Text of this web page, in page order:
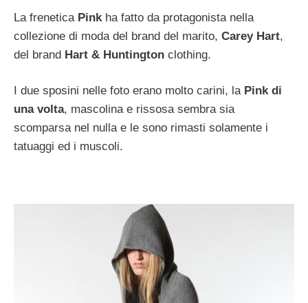
La frenetica Pinkha fatto da protagonista nella
collezione di moda del brand del marito, Carey Hart,
del brand Hart & Huntington clothing.
I due sposini nelle foto erano molto carini, la Pink di
una volta, mascolina e rissosa sembra sia
scomparsa nel nulla e le sono rimasti solamente i
tatuaggi ed i muscoli.